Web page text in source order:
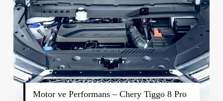
Motor ve Performans – Chery Tiggo 8 Pro